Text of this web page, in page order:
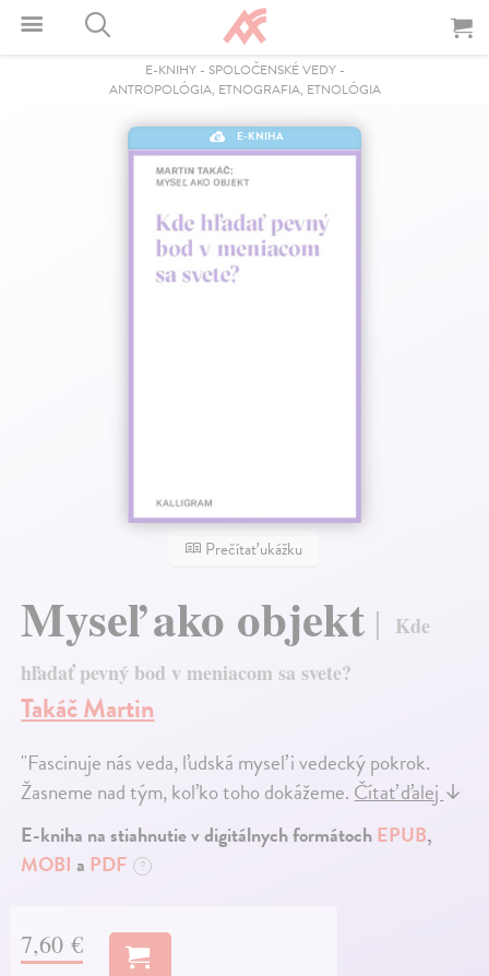
E-KNIHY- SPOLOČENSKÉ VEDY-
ANTROPOLÓGIA, ETNOGRAFIA, ETNOLÓGIA
E-KNIHA
Prečítať ukážku
Myseľ ako objekt
Kde
hľadať pevný bod v meniacom sa svete?
Takáč Martin
"Fascinuje nás veda, ľudská myseľ i vedecký pokrok.
Žasneme nad tým, koľko toho dokážeme.Čítať ďalej↓
E-kniha na stiahnutie v digitálnych formátochEPUB,
MOBI a PDF ?
7,60 €